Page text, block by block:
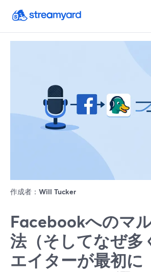
作成者： Will Tucker
Facebookへのマ
法（そしてなぜ多
エイターが最初に